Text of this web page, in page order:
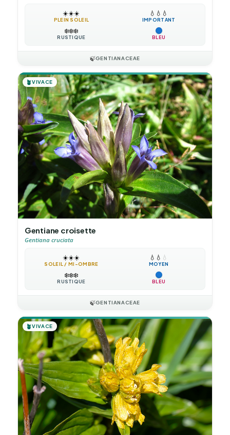
☀️☀️☀️
PLEIN SOLEIL
💧 💧 💧
IMPORTANT
❄️❄️❄️
RUSTIQUE BLEU
🍃GENTIANACEAE
🪴VIVACE
Gentiane croisette
Gentiana cruciata
☀️☀️☀️
SOLEIL / MI-OMBRE
💧 💧 💧
MOYEN
❄️❄️❄️
RUSTIQUE BLEU
🍃GENTIANACEAE
🪴VIVACE